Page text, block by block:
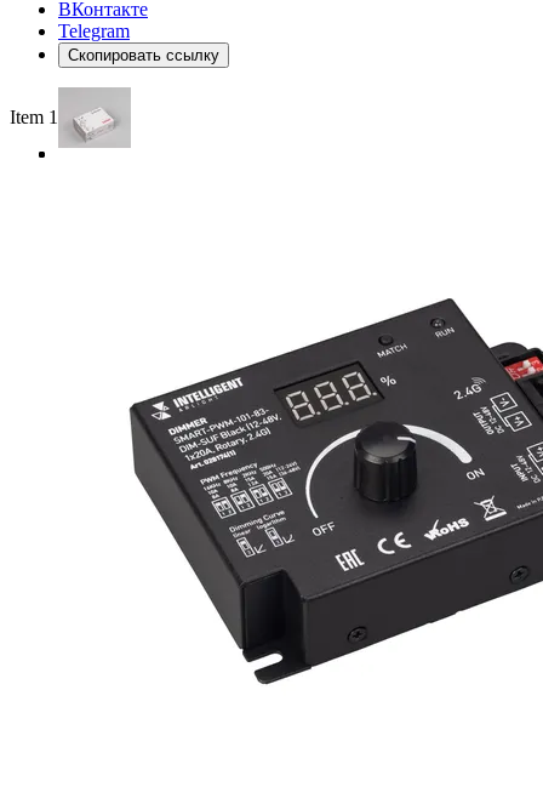
ВКонтакте
Telegram
Скопировать ссылку
Item 1 of 3